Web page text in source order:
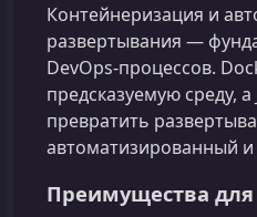
Контейнеризация и
развертывания —
DevOps‑процессов.
предсказуемую среду,
превратить
автоматизированный
Преимущества для